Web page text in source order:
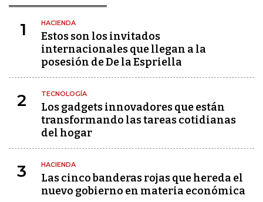
1 HACIENDA
Estos son los invitados
internacionales que llegan a la
posesión de De la Espriella
2 TECNOLOGÍA
Los gadgets innovadores que están
transformando las tareas cotidianas
del hogar
3 HACIENDA
Las cinco banderas rojas que hereda el
nuevo gobierno en materia económica